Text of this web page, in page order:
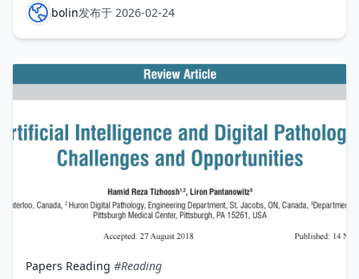
成千上万张病理切片中捕捉到前列腺癌等疾病的蛛丝马
迹。在理想的实验室环境下，这些算法的准确率往往能
bolin发布于 2026-02-24
Papers Reading #Reading